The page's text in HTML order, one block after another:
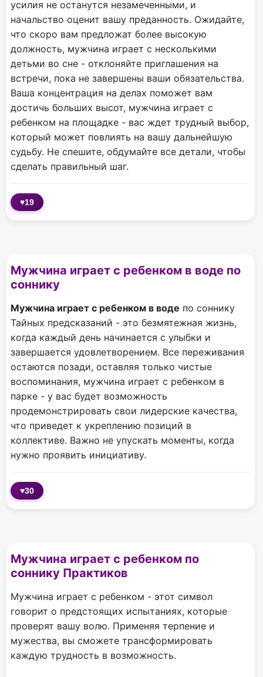
усилия не останутся незамеченными, и
начальство оценит вашу преданность. Ожидайте,
что скоро вам предложат более высокую
должность, мужчина играет с несколькими
детьми во сне - отклоняйте приглашения на
встречи, пока не завершены ваши обязательства.
Ваша концентрация на делах поможет вам
достичь больших высот, мужчина играет с
ребенком на площадке - вас ждет трудный выбор,
который может повлиять на вашу дальнейшую
судьбу. Не спешите, обдумайте все детали, чтобы
сделать правильный шаг.
♥19
Мужчина играет с ребенком в воде по
соннику
Мужчина играет с ребенком в воде по соннику
Тайных предсказаний - это безмятежная жизнь,
когда каждый день начинается с улыбки и
завершается удовлетворением. Все переживания
остаются позади, оставляя только чистые
воспоминания, мужчина играет с ребенком в
парке - у вас будет возможность
продемонстрировать свои лидерские качества,
что приведет к укреплению позиций в
коллективе. Важно не упускать моменты, когда
нужно проявить инициативу.
♥30
Мужчина играет с ребенком по
соннику Практиков
Мужчина играет с ребенком - этот символ
говорит о предстоящих испытаниях, которые
проверят вашу волю. Применяя терпение и
мужества, вы сможете трансформировать
каждую трудность в возможность.